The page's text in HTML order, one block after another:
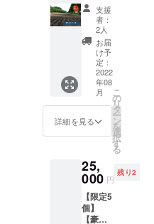
燥。完
了の目
安は表
面にシ
ワがた
くさん
でき、
振ると
中で種
が転が
るのが
わかる
※但し、
生食限
定のと
うがら
しでは
乾燥保
め、拭
きと
る。 冷
凍保
存：1つ
ずつ
ラップ
にくる
む。 乾
存：で
きるだ
らない
ように
並べて
置く。
風通し
の良い
類収穫
できる
予定で
す。
（一部
対象に
ならな
い品種
期間：
2021年
9月〜10
（平日
限定）
詳細
の日程
は生育
肉詰め
や炒め
ものな
ど。生
食も可
プサ
ジュエ
ラ：カ
レーの
や酢漬
けな
プリッ
クチン
ダー：
トムヤ
ムクン
うがら
しはそ
の場で
試食を
して、
それぞ
れのと
うがら
しの味
や香り
の違い
採って
すぐの
とうが
らしを
食べら
け！
フード
プラン
ナー中
山晴奈
さんに
とうが
らしの
料理の
仕方を
教えて
いしく
料理し
てみよ
う！と
【来年
の試作
とうが
らし優
先モニ
ター
権】 来
年、試
作で作
るとう
がらし
を収穫
す！
（10種
類） モ
ニター
として
感想を
支援
者：
2人
お届
け予
定：
2022
年08
月
詳細を見る
こ
の
リ
タ
ー
ン
を
選
択
す
る
25,
000 円
残り2
【限定5
個】
【豪